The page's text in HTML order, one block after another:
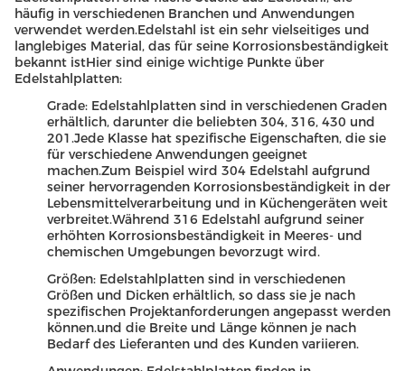
häufig in verschiedenen Branchen und Anwendungen
verwendet werden.Edelstahl ist ein sehr vielseitiges und
langlebiges Material, das für seine Korrosionsbeständigkeit
bekannt istHier sind einige wichtige Punkte über
Edelstahlplatten:
Grade: Edelstahlplatten sind in verschiedenen Graden
erhältlich, darunter die beliebten 304, 316, 430 und
201.Jede Klasse hat spezifische Eigenschaften, die sie
für verschiedene Anwendungen geeignet
machen.Zum Beispiel wird 304 Edelstahl aufgrund
seiner hervorragenden Korrosionsbeständigkeit in der
Lebensmittelverarbeitung und in Küchengeräten weit
verbreitet.Während 316 Edelstahl aufgrund seiner
erhöhten Korrosionsbeständigkeit in Meeres- und
chemischen Umgebungen bevorzugt wird.
Größen: Edelstahlplatten sind in verschiedenen
Größen und Dicken erhältlich, so dass sie je nach
spezifischen Projektanforderungen angepasst werden
können.und die Breite und Länge können je nach
Bedarf des Lieferanten und des Kunden variieren.